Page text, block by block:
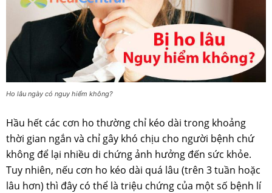
Ho lâu ngày có nguy hiểm không?
Hầu hết các cơn ho thường chỉ kéo dài trong khoảng
thời gian ngắn và chỉ gây khó chịu cho người bệnh chứ
không để lại nhiều di chứng ảnh hưởng đến sức khỏe.
Tuy nhiên, nếu cơn ho kéo dài quá lâu (trên 3 tuần hoặc
lâu hơn) thì đây có thể là triệu chứng của một số bệnh lí